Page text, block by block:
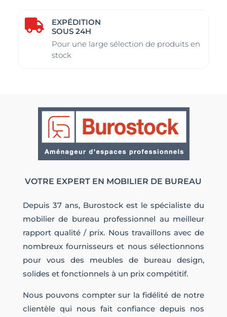

EXPÉDITION
SOUS 24H
Pour une large sélection de produits en
stock
VOTRE EXPERT EN MOBILIER DE BUREAU
Depuis 37 ans, Burostock est le spécialiste du
mobilier de bureau professionnel au meilleur
rapport qualité / prix. Nous travaillons avec de
nombreux fournisseurs et nous sélectionnons
pour vous des meubles de bureau design,
solides et fonctionnels à un prix compétitif.
Nous pouvons compter sur la fidélité de notre
clientèle qui nous fait confiance depuis nos